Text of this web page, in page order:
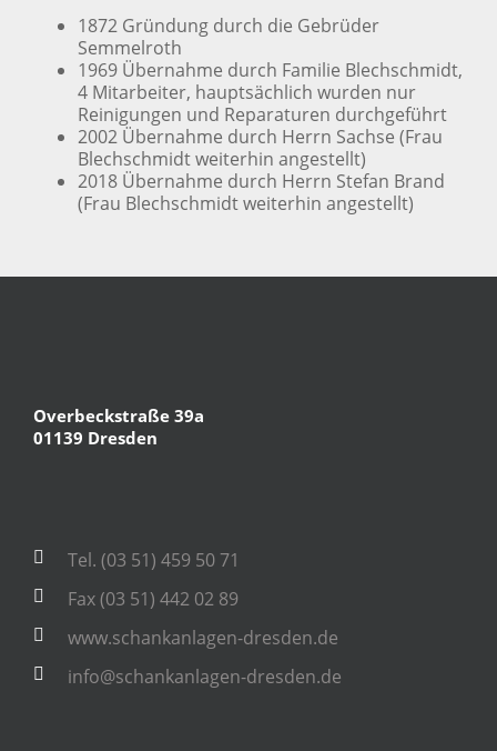
1872 Gründung durch die Gebrüder
Semmelroth
1969 Übernahme durch Familie Blechschmidt,
4 Mitarbeiter, hauptsächlich wurden nur
Reinigungen und Reparaturen durchgeführt
2002 Übernahme durch Herrn Sachse (Frau
Blechschmidt weiterhin angestellt)
2018 Übernahme durch Herrn Stefan Brand
(Frau Blechschmidt weiterhin angestellt)
Overbeckstraße 39a
01139 Dresden
Tel. (03 51) 459 50 71
Fax (03 51) 442 02 89
www.schankanlagen-dresden.de
info@schankanlagen-dresden.de